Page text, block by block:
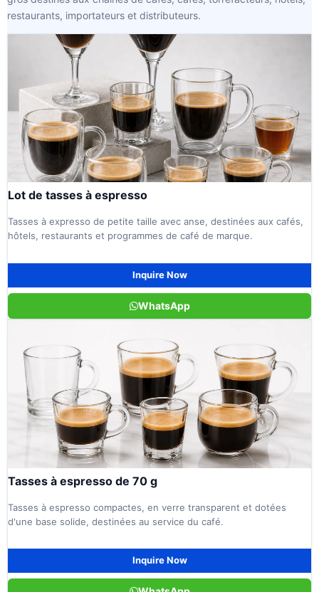
restaurants, importateurs et distributeurs.
Lot de tasses à espresso
Tasses à expresso de petite taille avec anse, destinées aux cafés,
hôtels, restaurants et programmes de café de marque.
Inquire Now
WhatsApp
Tasses à espresso de 70 g
Tasses à espresso compactes, en verre transparent et dotées
d'une base solide, destinées au service du café.
Inquire Now